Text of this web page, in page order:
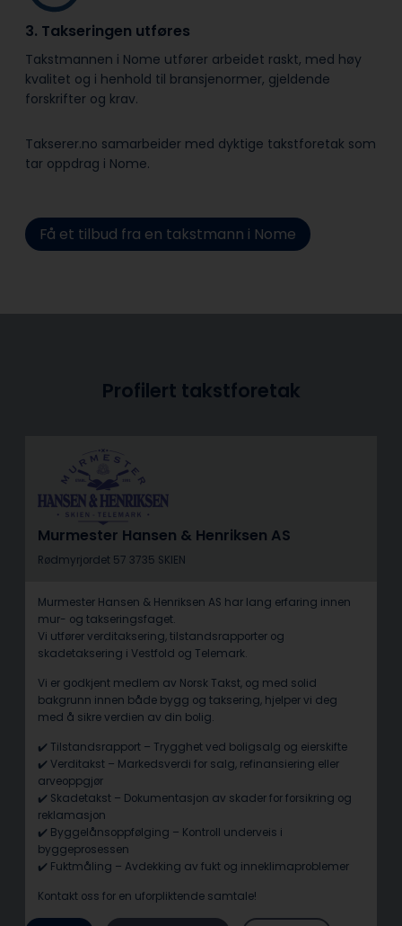
3. Takseringen utføres
Takstmannen i Nome utfører arbeidet raskt, med høy
kvalitet og i henhold til bransje­normer, gjeldende
forskrifter og krav.
Takserer.no samarbeider med dyktige takstforetak som
tar oppdrag i Nome.
Få et tilbud fra en takstmann i Nome
Profilert takstforetak
Murmester Hansen & Henriksen AS
Rødmyrjordet 57 3735 SKIEN
Murmester Hansen & Henriksen AS har lang erfaring innen
mur- og takseringsfaget.
Vi utfører verditaksering, tilstandsrapporter og
skadetaksering i Vestfold og Telemark.
Vi er godkjent medlem av Norsk Takst, og med solid
bakgrunn innen både bygg og taksering, hjelper vi deg
med å sikre verdien av din bolig.
✔️ Tilstandsrapport – Trygghet ved boligsalg og eierskifte
✔️ Verditakst – Markedsverdi for salg, refinansiering eller
arveoppgjør
✔️ Skadetakst – Dokumentasjon av skader for forsikring og
reklamasjon
✔️ Byggelånsoppfølging – Kontroll underveis i
byggeprosessen
✔️ Fuktmåling – Avdekking av fukt og inneklimaproblemer
Kontakt oss for en uforpliktende samtale!